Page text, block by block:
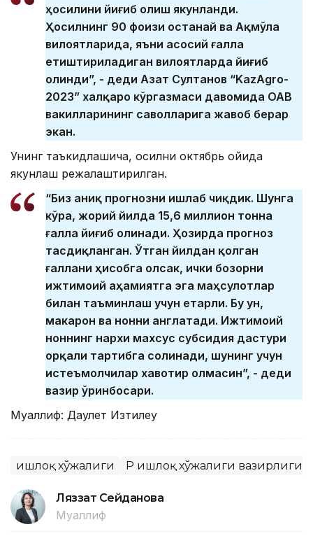
ҳосилини йиғиб олиш якунланди.
Ҳосилнинг 90 фоизи Қостанай ва Ақмўла
вилоятларида, яъни асосий ғалла
етиштириладиган вилоятларда йиғиб
олинди”, - деди Азат Султанов “KazAgro-
2023” халқаро кўргазмаси давомида ОАВ
вакилларининг саволларига жавоб берар
экан.
Унинг таъкидлашича, ҳосилни октябрь ойида
якунлаш режалаштирилган.
“Биз аниқ прогнозни ишлаб чиқдик. Шунга
кўра, жорий йилда 15,6 миллион тонна
ғалла йиғиб олинади. Ҳозирда прогноз
тасдиқланган. Ўтган йилдан қолган
ғаллани ҳисобга олсак, ички бозорни
ижтимоий аҳамиятга эга маҳсулотлар
билан таъминлаш учун етарли. Бу ун,
макарон ва нонни англатади. Ижтимоий
ноннинг нархи махсус субсидия дастури
орқали тартибга солинади, шунинг учун
истеъмолчилар хавотир олмасин”, - деди
вазир ўринбосари.
Муаллиф: Даулет Изтилеу
Қишлоқ хўжалиги ҚР Қишлоқ хўжалиги вазирлиги
Ляззат Сейданова
Муаллиф